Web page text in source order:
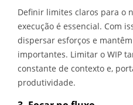
Definir limites claros para o
execução é essencial. Com
dispersar esforços e
importantes. Limitar o WIP
constante de contexto e,
produtividade.